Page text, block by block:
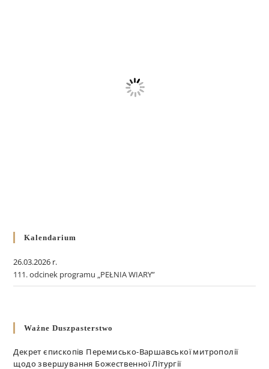
Kalendarium
26.03.2026 r.
111. odcinek programu „PEŁNIA WIARY”
Ważne Duszpasterstwo
Декрет єпископів Перемисько-Варшавської митрополії
щодо звершування Божественної Літургії